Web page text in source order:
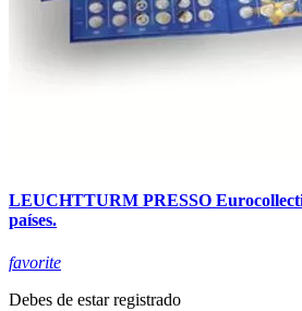
LEUCHTTURM PRESSO
países.
favorite
Debes de estar registrado